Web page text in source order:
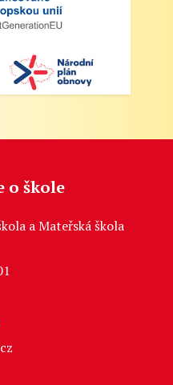
o škole
a Mateřská škola